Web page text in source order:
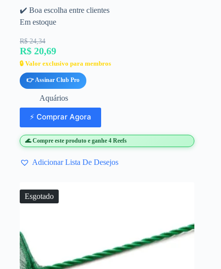
✔️ Boa escolha entre clientes
Em estoque
R$ 24,34
R$ 20,69
🔒 Valor exclusivo para membros
👉 Assinar Club Pro
Aquários
⚡ Comprar Agora
🌊 Compre este produto e ganhe 4 Reefs
Adicionar Lista De Desejos
Esgotado